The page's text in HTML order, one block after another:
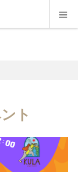
ト